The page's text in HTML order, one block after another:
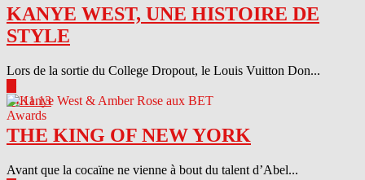
KANYE WEST, UNE HISTOIRE DE
STYLE
Lors de la sortie du College Dropout, le Louis Vuitton Don...
04.11.13
THE KING OF NEW YORK
Avant que la cocaïne ne vienne à bout du talent d’Abel...